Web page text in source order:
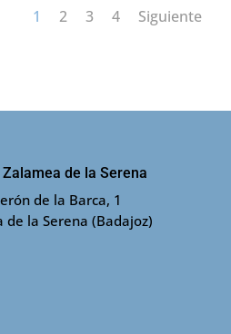
1 2 3 4 Siguiente
de la Serena
de la Barca, 1
de la Serena (Badajoz)